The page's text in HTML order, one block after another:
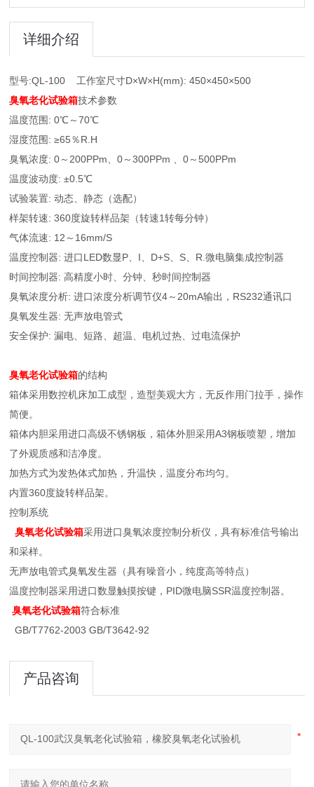
详细介绍
型号:QL-100 工作室尺寸D×W×H(mm): 450×450×500
臭氧老化试验箱技术参数
温度范围: 0℃～70℃
湿度范围: ≥65％R.H
臭氧浓度: 0～200PPm、0～300PPm 、0～500PPm
温度波动度: ±0.5℃
试验装置: 动态、静态（选配）
样架转速: 360度旋转样品架（转速1转每分钟）
气体流速: 12～16mm/S
温度控制器: 进口LED数显P、I、D+S、S、R.微电脑集成控制器
时间控制器: 高精度小时、分钟、秒时间控制器
臭氧浓度分析: 进口浓度分析调节仪4～20mA输出，RS232通讯口
臭氧发生器: 无声放电管式
安全保护: 漏电、短路、超温、电机过热、过电流保护
臭氧老化试验箱的结构
箱体采用数控机床加工成型，造型美观大方，无反作用门拉手，操作
简便。
箱体内胆采用进口高级不锈钢板，箱体外胆采用A3钢板喷塑，增加
了外观质感和洁净度。
加热方式为发热体式加热，升温快，温度分布均匀。
内置360度旋转样品架。
控制系统
臭氧老化试验箱采用进口臭氧浓度控制分析仪，具有标准信号输出
和采样。
无声放电管式臭氧发生器（具有噪音小，纯度高等特点）
温度控制器采用进口数显触摸按键，PID微电脑SSR温度控制器。
臭氧老化试验箱符合标准
GB/T7762-2003 GB/T3642-92
产品咨询